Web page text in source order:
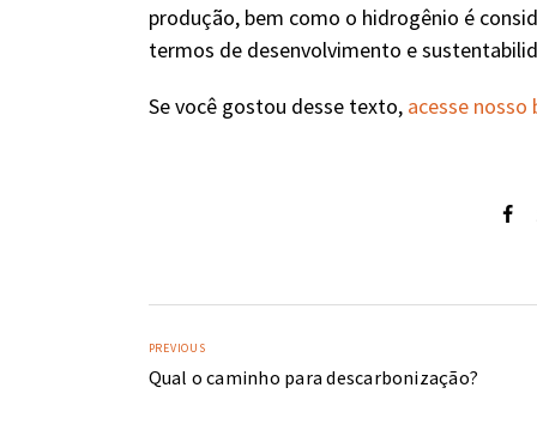
produção, bem como o hidrogênio é
termos de desenvolvimento e
Se você gostou desse texto, acesse nosso
PREVIOUS
Qual o caminho para descarbonização?